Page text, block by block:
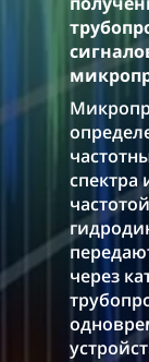
спектра
через